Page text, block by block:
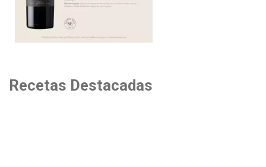
Recetas Destacadas